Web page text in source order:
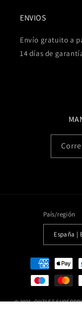
ENVIOS
Envío gratuito a
14 días de
País/región
Formas
pago
© 2026,OUTLET